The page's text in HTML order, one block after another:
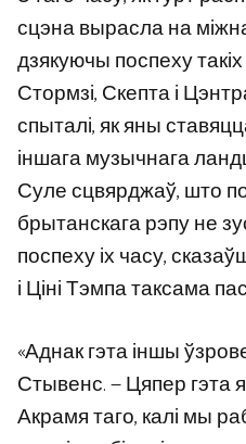
сцэна вырасла на
дзякуючы поспеху
Стормзі, Скепта і
спыталі, як яны
іншага музычнага
Суле сцвярджаў, што
брытанскага рэпу не
поспеху іх часу,
і Ціні Тэмпа таксама
«Аднак гэта іншы
Стывенс. — Цяпер гэта
Акрамя таго, калі мы